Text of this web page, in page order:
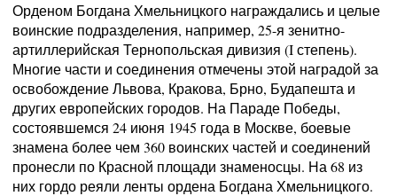
Орденом Богдана Хмельницкого награждались и целые
воинские подразделения, например, 25-я зенитно-
артиллерийская Тернопольская дивизия (I степень).
Многие части и соединения отмечены этой наградой за
освобождение Львова, Кракова, Брно, Будапешта и
других европейских городов. На Параде Победы,
состоявшемся 24 июня 1945 года в Москве, боевые
знамена более чем 360 воинских частей и соединений
пронесли по Красной площади знаменосцы. На 68 из
них гордо реяли ленты ордена Богдана Хмельницкого.